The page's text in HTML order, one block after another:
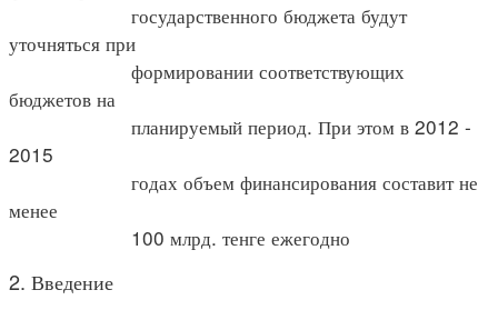
государственного бюджета будут
уточняться при
формировании соответствующих
бюджетов на
планируемый период. При этом в 2012 -
2015
годах объем финансирования составит не
менее
100 млрд. тенге ежегодно
2. Введение